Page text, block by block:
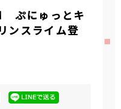
ぷにゅっとキ
ンスライム登